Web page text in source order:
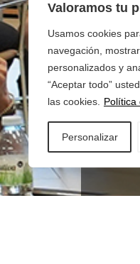
Valoramos tu
Usamos cookies
navegación,
personalizados y
“Aceptar todo”
las cookies.
Política
Personalizar